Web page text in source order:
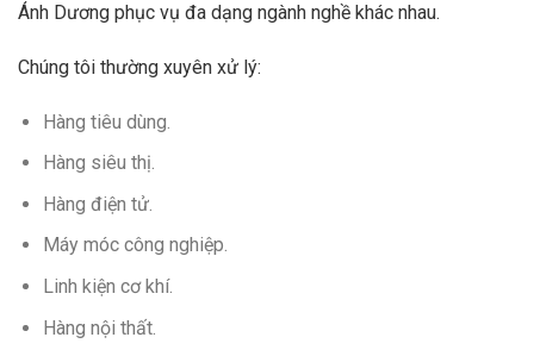
Ánh Dương phục vụ đa dạng ngành nghề khác nhau.
Chúng tôi thường xuyên xử lý:
Hàng tiêu dùng.
Hàng siêu thị.
Hàng điện tử.
Máy móc công nghiệp.
Linh kiện cơ khí.
Hàng nội thất.